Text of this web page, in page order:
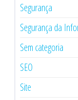
Segurança
Segurança da
Sem categoria
SEO
Site